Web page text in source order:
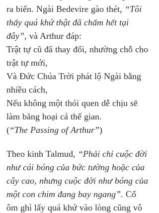
ra biển. Ngài Bedevire gào thét, “Tôi
thấy quá khứ thật đã chấm hết tại
đây”, và Arthur đáp:
Trật tự cũ đã thay đổi, nhường chỗ cho
trật tự mới,
Và Đức Chúa Trời phát lộ Ngài bằng
nhiều cách,
Nếu không một thói quen dễ chịu sẽ
làm băng hoại cả thế gian.
(“The Passing of Arthur”)
Theo kinh Talmud, “Phải chi cuộc đời
như cái bóng của bức tường hoặc của
cây cao, nhưng cuộc đời như bóng của
một con chim đang bay ngang”. Cố
ôm ghì lấy quá khứ vào lòng cũng vô